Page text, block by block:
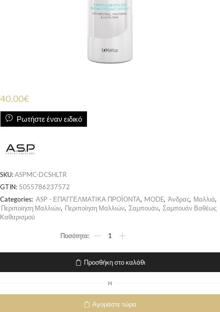
40,00€
Ρωτήστε έναν ειδικό
SKU:ASPMC-DCSHLTR
GTIN: 5055786237572
Categories: ASP - ΕΠΑΓΓΕΛΜΑΤΙΚΑ ΠΡΟΪΟΝΤΑ, MODE, Άνδρας, Μαλλιά,
Περιποίηση Μαλλιών, Περιποίηση Μαλλιών, Σαμπουάν, Σαμπουάν Βαθέως
Καθαρισμού
Προσθήκη στο καλάθι
H
Αγοράστε τώρα